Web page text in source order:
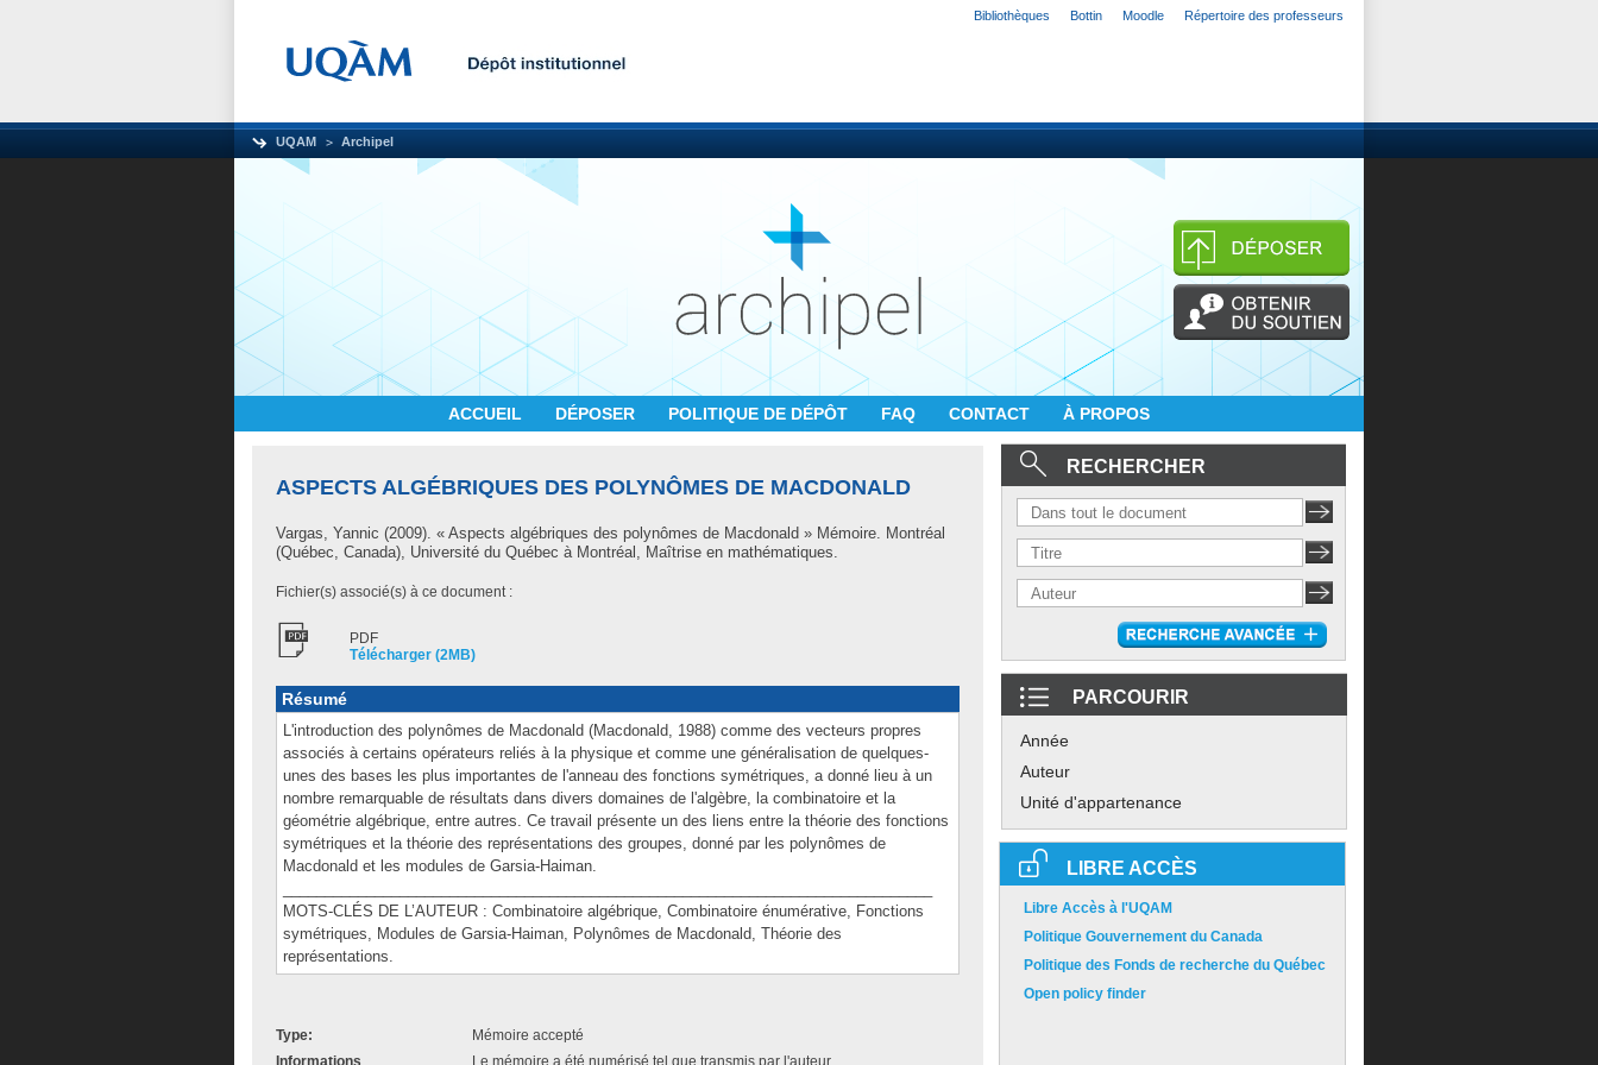
Bibliothèques Bottin Moodle Répertoire des professeurs
UQAM Archipel
ACCUEIL DÉPOSER POLITIQUE DE DÉPÔT FAQ CONTACT À PROPOS
ASPECTS ALGÉBRIQUES DES POLYNÔMES DE MACDONALD
Vargas, Yannic (2009). « Aspects algébriques des polynômes de Macdonald » Mémoire. Montréal
(Québec, Canada), Université du Québec à Montréal, Maîtrise en mathématiques.
Fichier(s) associé(s) à ce document :
PDF
Télécharger (2MB)
Résumé
L'introduction des polynômes de Macdonald (Macdonald, 1988) comme des vecteurs propres
associés à certains opérateurs reliés à la physique et comme une généralisation de quelques-
unes des bases les plus importantes de l'anneau des fonctions symétriques, a donné lieu à un
nombre remarquable de résultats dans divers domaines de l'algèbre, la combinatoire et la
géométrie algébrique, entre autres. Ce travail présente un des liens entre la théorie des fonctions
symétriques et la théorie des représentations des groupes, donné par les polynômes de
Macdonald et les modules de Garsia-Haiman.
MOTS-CLÉS DE L’AUTEUR : Combinatoire algébrique, Combinatoire énumérative, Fonctions
symétriques, Modules de Garsia-Haiman, Polynômes de Macdonald, Théorie des
représentations.
Type:
Mémoire accepté
Informations
Le mémoire a été numérisé tel que transmis par l'auteur.
RECHERCHER
PARCOURIR
Année
Auteur
Unité d'appartenance
LIBRE ACCÈS
Libre Accès à l'UQAM
Politique Gouvernement du Canada
Politique des Fonds de recherche du Québec
Open policy finder